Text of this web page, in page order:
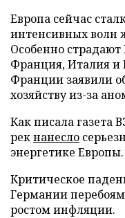
Европа сейчас
интенсивных волн
Особенно
Франция, Италия и
Франции заявили
хозяйству из-за
Как писала газета
рекнанесло
энергетике Европы.
Критическое
Германии
ростом инфляции.